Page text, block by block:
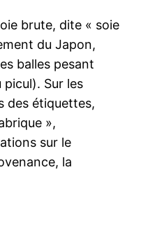
brute, dite « soie
du Japon,
balles pesant
Sur les
des étiquettes,
»,
sur le
la